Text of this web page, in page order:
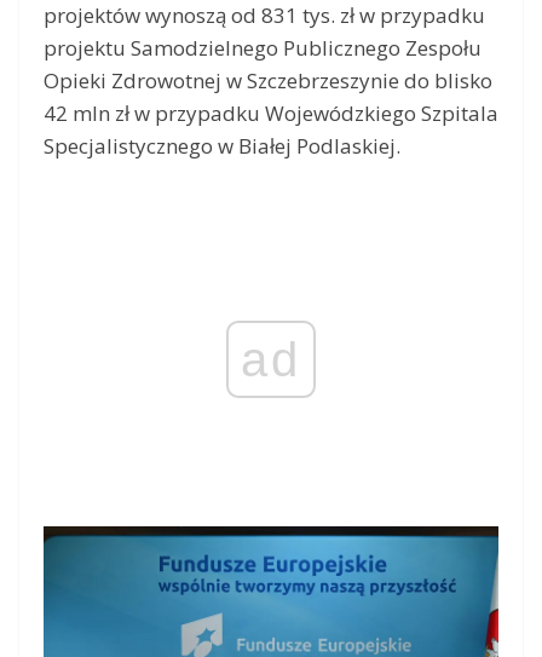
projektów wynoszą od 831 tys. zł w przypadku
projektu Samodzielnego Publicznego Zespołu
Opieki Zdrowotnej w Szczebrzeszynie do blisko
42 mln zł w przypadku Wojewódzkiego Szpitala
Specjalistycznego w Białej Podlaskiej.
ad